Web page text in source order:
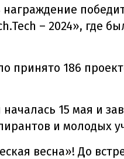
– 2024», где
принято 186
15 мая и
и молодых
весна»! До